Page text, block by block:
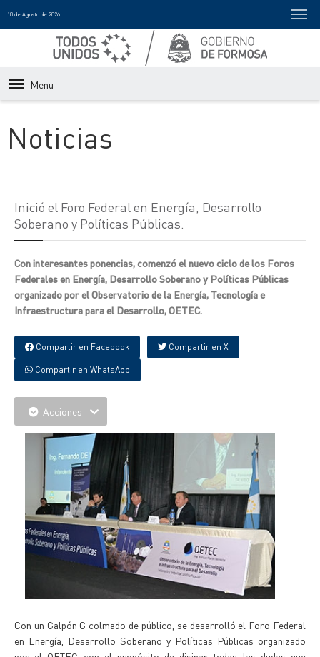
10 de Agosto de 2026
Menu
Noticias
Inició el Foro Federal en Energía, Desarrollo
Soberano y Políticas Públicas.
Con interesantes ponencias, comenzó el nuevo ciclo de los Foros
Federales en Energía, Desarrollo Soberano y Políticas Públicas
organizado por el Observatorio de la Energía, Tecnología e
Infraestructura para el Desarrollo, OETEC.
Compartir en Facebook Compartir en X
Compartir en WhatsApp
Acciones
Con un Galpón G colmado de público, se desarrolló el Foro Federal
en Energía, Desarrollo Soberano y Políticas Públicas organizado